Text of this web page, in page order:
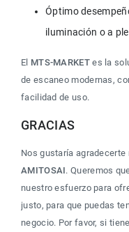
Óptimo
iluminación o a
El MTS-MARKET es la
de escaneo modernas,
facilidad de uso.
GRACIAS
Nos gustaría
AMITOSAI. Queremos
nuestro esfuerzo para
justo, para que puedas
negocio. Por favor, si